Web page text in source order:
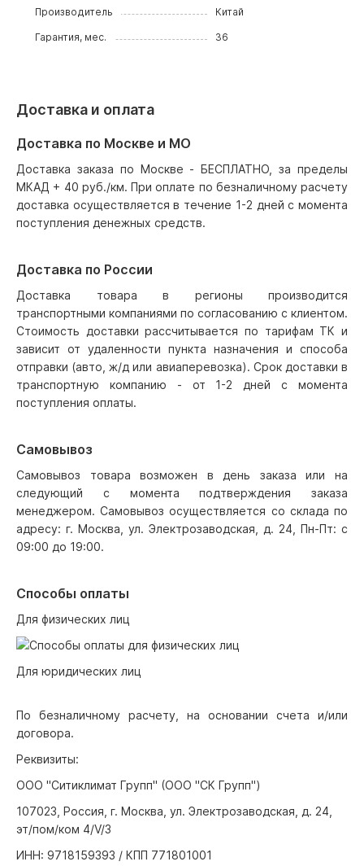
Производитель Китай
Гарантия, мес. 36
Доставка и оплата
Доставка по Москве и МО
Доставка заказа по Москве - БЕСПЛАТНО, за пределы
МКАД + 40 руб./км. При оплате по безналичному расчету
доставка осуществляется в течение 1-2 дней с момента
поступления денежных средств.
Доставка по России
Доставка товара в регионы производится
транспортными компаниями по согласованию с клиентом.
Стоимость доставки рассчитывается по тарифам ТК и
зависит от удаленности пункта назначения и способа
отправки (авто, ж/д или авиаперевозка). Срок доставки в
транспортную компанию - от 1-2 дней с момента
поступления оплаты.
Самовывоз
Самовывоз товара возможен в день заказа или на
следующий с момента подтверждения заказа
менеджером. Самовывоз осуществляется со склада по
адресу: г. Москва, ул. Электрозаводская, д. 24, Пн-Пт: с
09:00 до 19:00.
Способы оплаты
Для физических лиц
Для юридических лиц
По безналичному расчету, на основании счета и/или
договора.
Реквизиты:
ООО "Ситиклимат Групп" (ООО "СК Групп")
107023, Россия, г. Москва, ул. Электрозаводская, д. 24,
эт/пом/ком 4/V/3
ИНН: 9718159393 / КПП 771801001